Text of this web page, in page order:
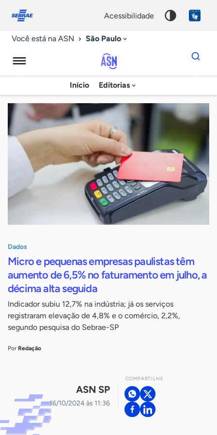
conosco
acessibilidade
Você está na ASN São Paulo
Agência
Sebrae
de
Notícias
Início Editorias
Dados
para
chave
Dados
Micro e pequenas empresas paulistas têm
aumento de 6,5% no faturamento em julho, a
décima alta seguida
Indicador subiu 12,7% na indústria; já os serviços
registraram elevação de 4,8% e o comércio, 2,2%,
segundo pesquisa do Sebrae-SP
Por Redação
ASN SP
16/10/2024 às 11:36
COMPARTILHE